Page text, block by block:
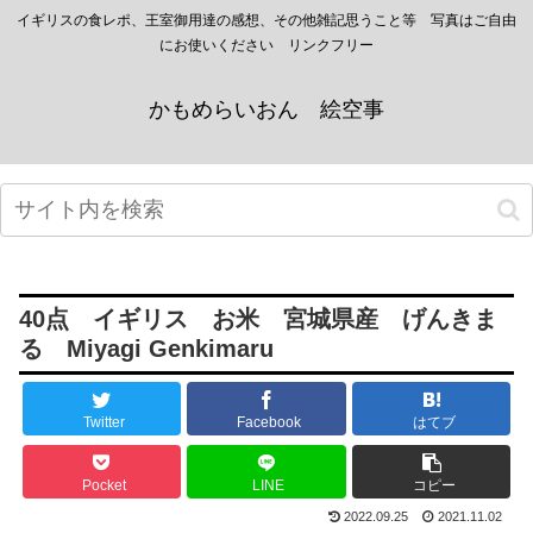
イギリスの食レポ、王室御用達の感想、その他雑記思うこと等 写真はご自由
にお使いください リンクフリー
かもめらいおん 絵空事
40点 イギリス お米 宮城県産 げんきま
る Miyagi Genkimaru
Twitter Facebook はてブ
Pocket LINE コピー
2022.09.25 2021.11.02